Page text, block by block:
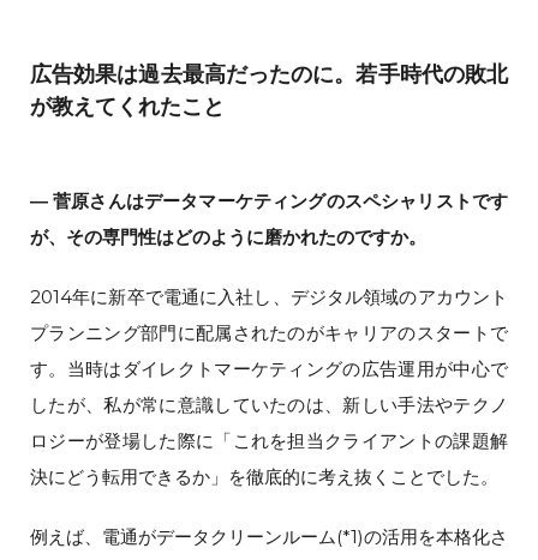
広告効果は過去最高だったのに。若手時代の敗北
が教えてくれたこと
― 菅原さんはデータマーケティングのスペシャリストです
が、その専門性はどのように磨かれたのですか。
2014年に新卒で電通に入社し、デジタル領域のアカウント
プランニング部門に配属されたのがキャリアのスタートで
す。当時はダイレクトマーケティングの広告運用が中心で
したが、私が常に意識していたのは、新しい手法やテクノ
ロジーが登場した際に「これを担当クライアントの課題解
決にどう転用できるか」を徹底的に考え抜くことでした。
例えば、電通がデータクリーンルーム(*1)の活用を本格化さ